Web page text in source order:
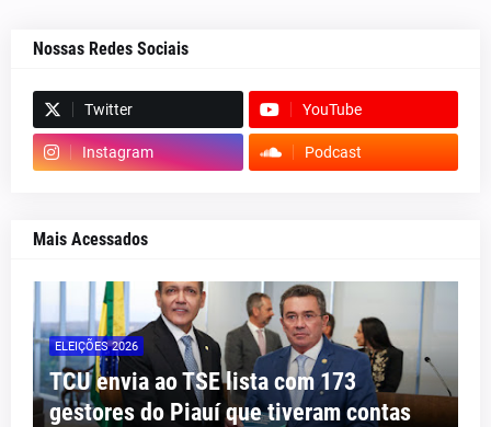
Nossas Redes Sociais
Twitter YouTube
Instagram Podcast
Mais Acessados
ELEIÇÕES 2026
TCU envia ao TSE lista com 173
gestores do Piauí que tiveram contas